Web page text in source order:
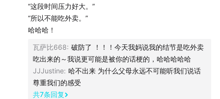
拍摄现场，导摄一边哭一边说“6号机推”
综艺之神降临瞬间，是穷其一生都无法想到的
真人秀中公共与私人的边界如何划定与处理
如何给嘉宾做舆论和“上热搜”的心理预警
再见爱人团队流行一句话：完美伴侣，只差伴侣
三季议题探索不是向前走，是向四面八方走
不要被时髦趋势绑架，不要为情感需求羞耻
“这段时间压力好大。”
“所以不能吃外卖。”
哈哈哈！
瓦萨比668: 破防了 ！！！今天我妈说我的结节是吃外卖
吃出来的～我说更可能是被你的话梗的，哈哈哈哈哈
JJJustine: 哈不出来 为什么父母永远不可能听我们说话
尊重我们的感受
共7条回复